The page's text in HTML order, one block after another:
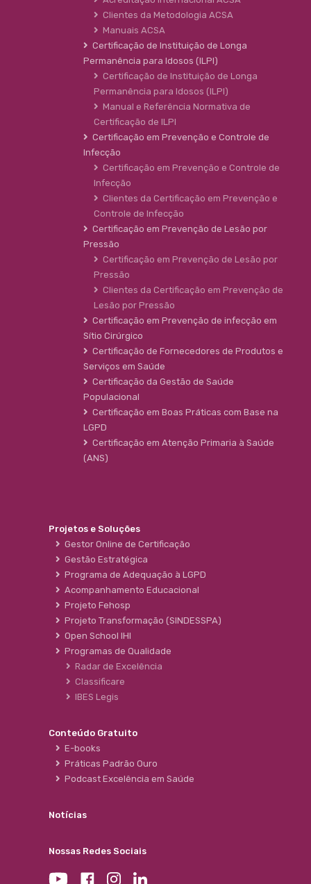
Clientes da Metodologia ACSA
Manuais ACSA
Certificação de Instituição de Longa
Permanência para Idosos (ILPI)
Certificação de Instituição de Longa
Permanência para Idosos (ILPI)
Manual e Referência Normativa de
Certificação de ILPI
Certificação em Prevenção e Controle de
Infecção
Certificação em Prevenção e Controle de
Infecção
Clientes da Certificação em Prevenção e
Controle de Infecção
Certificação em Prevenção de Lesão por
Pressão
Certificação em Prevenção de Lesão por
Pressão
Clientes da Certificação em Prevenção de
Lesão por Pressão
Certificação em Prevenção de infecção em
Sítio Cirúrgico
Certificação de Fornecedores de Produtos e
Serviços em Saúde
Certificação da Gestão de Saúde
Populacional
Certificação em Boas Práticas com Base na
LGPD
Certificação em Atenção Primaria à Saúde
(ANS)
Projetos e Soluções
Gestor Online de Certificação
Gestão Estratégica
Programa de Adequação à LGPD
Acompanhamento Educacional
Projeto Fehosp
Projeto Transformação (SINDESSPA)
Open School IHI
Programas de Qualidade
Radar de Excelência
Classificare
IBES Legis
Conteúdo Gratuito
E-books
Práticas Padrão Ouro
Podcast Excelência em Saúde
Notícias
Nossas Redes Sociais